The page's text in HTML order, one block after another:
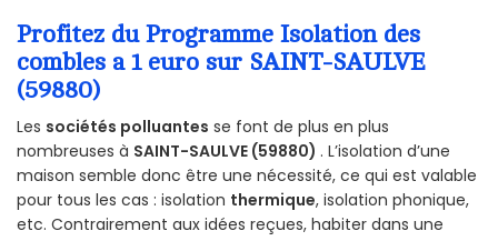
Profitez du Programme Isolation des
combles a 1 euro sur SAINT-SAULVE
(59880)
Les sociétés polluantes se font de plus en plus
nombreuses à SAINT-SAULVE (59880) . L’isolation d’une
maison semble donc être une nécessité, ce qui est valable
pour tous les cas : isolation thermique, isolation phonique,
etc. Contrairement aux idées reçues, habiter dans une